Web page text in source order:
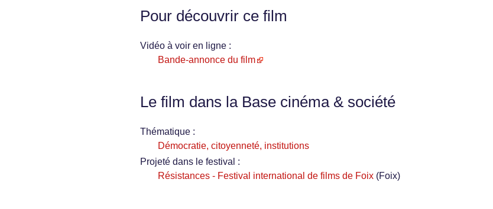
Pour découvrir ce film
Vidéo à voir en ligne :
Bande-annonce du film
Le film dans la Base cinéma & société
Thématique :
Démocratie, citoyenneté, institutions
Projeté dans le festival :
Résistances - Festival international de films de Foix (Foix)